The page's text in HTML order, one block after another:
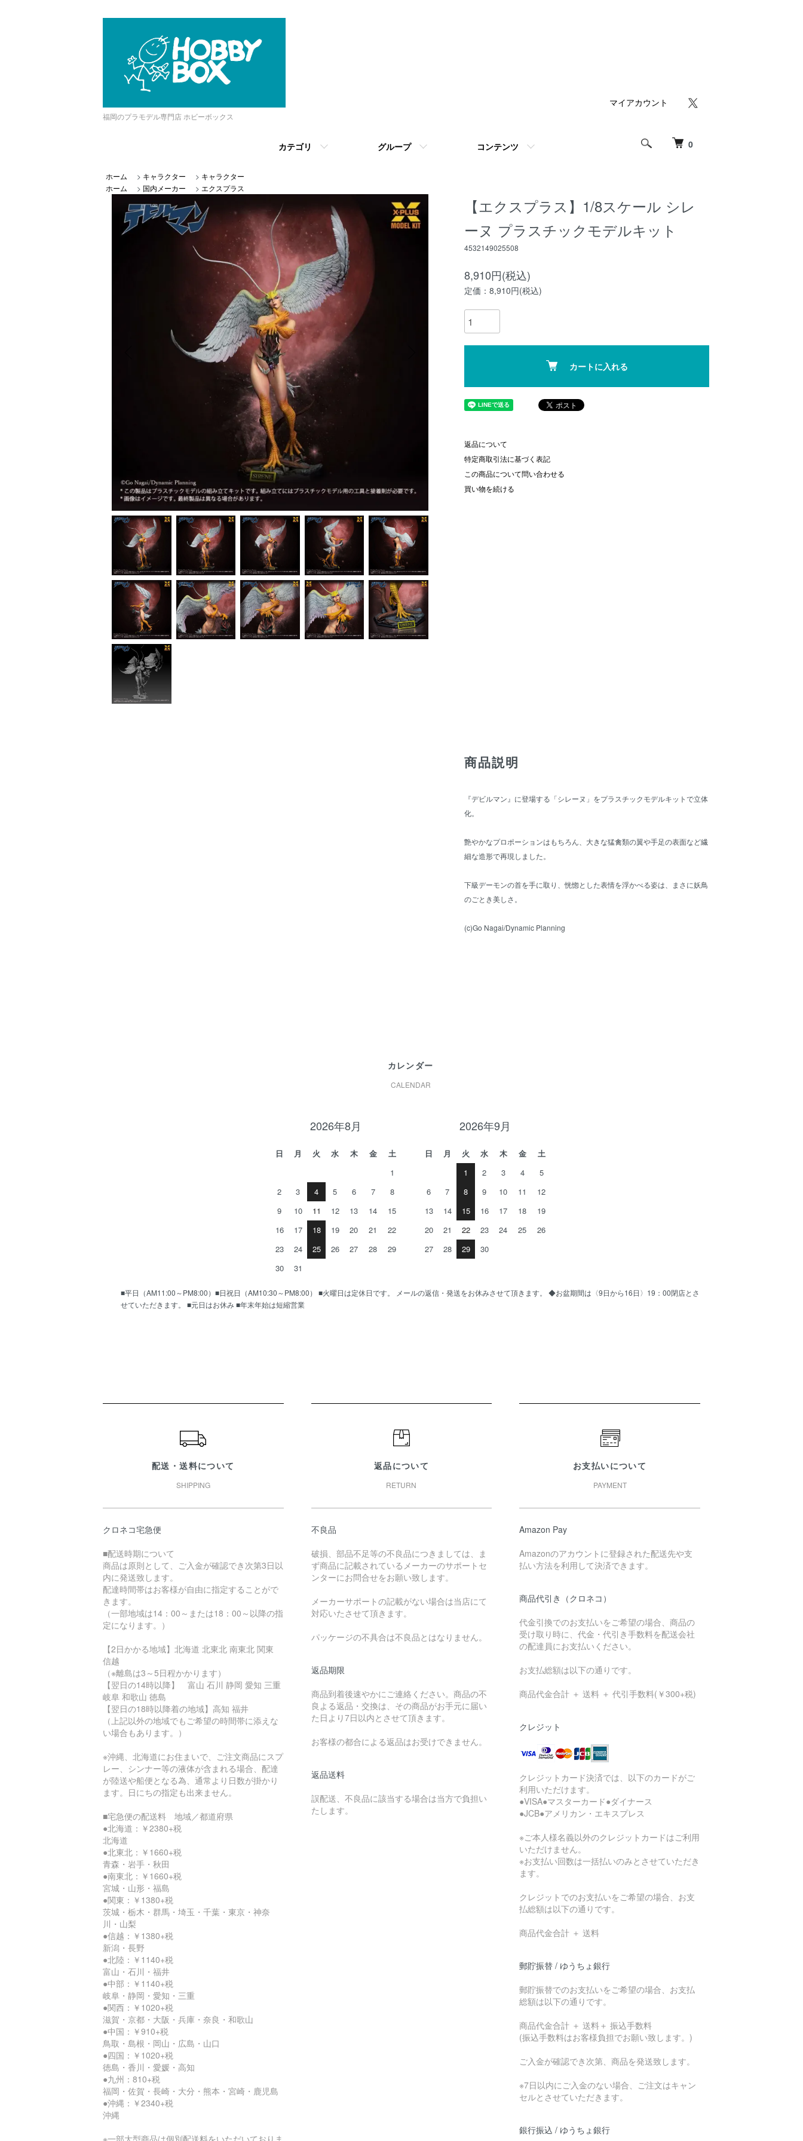
福岡のプラモデル専門店 ホビーボックス
0
カテゴリ グループ コンテンツ
マイアカウント
ホーム > キャラクター > キャラクター
ホーム
> 国内メーカー > エクスプラス
【エクスプラス】1/8スケール シレ
ーヌ プラスチックモデルキット
4532149025508
8,910円(税込)
定価：8,910円(税込)
カートに入れる
返品について
特定商取引法に基づく表記
この商品について問い合わせる
買い物を続ける
商品説明
『デビルマン』に登場する「シレーヌ」をプラスチックモデルキットで立体
化。
艶やかなプロポーションはもちろん、大きな猛禽類の翼や手足の表面など繊
細な造形で再現しました。
下級デーモンの首を手に取り、恍惚とした表情を浮かべる姿は、まさに妖鳥
のごとき美しさ。
(c)Go Nagai/Dynamic Planning
カレンダー
CALENDAR
2026年8月
日 月 火 水 木 金
土
1
2
3 4 5 6 7
8
9
10 11 12 13 14
15
16
17 18 19 20 21
22
23
24 25 26 27 28
29
30
31
2026年9月
日 月 火 水 木 金
土
1
2 3 4
5
6
7 8 9 10 11
12
13
14 15 16 17 18
19
20
21 22 23 24 25
26
27
28 29 30
■平日（AM11:00～PM8:00）■日祝日（AM10:30～PM8:00） ■火曜日は定休日です。 メールの返信・発送をお休みさせて頂きます。 ◆お盆期間は〈9日から16日〉19：00閉店とさ
せていただきます。 ■元日はお休み ■年末年始は短縮営業
配送・送料について
SHIPPING
クロネコ宅急便
■配送時期について
商品は原則として、ご入金が確認でき次第3日以
内に発送致します。
配達時間帯はお客様が自由に指定することがで
きます。
（一部地域は14：00～または18：00～以降の指
定になります。）
【2日かかる地域】北海道 北東北 南東北 関東
信越
（※離島は3～5日程かかります）
【翌日の14時以降】 富山 石川 静岡 愛知 三重
岐阜 和歌山 徳島
【翌日の18時以降着の地域】高知 福井
（上記以外の地域でもご希望の時間帯に添えな
い場合もあります。）
※沖縄、北海道にお住まいで、ご注文商品にスプ
レー、シンナー等の液体が含まれる場合、配達
が陸送や船便となる為、通常より日数が掛かり
ます。日にちの指定も出来ません。
■宅急便の配送料 地域／都道府県
●北海道：￥2380+税
北海道
●北東北：￥1660+税
青森・岩手・秋田
●南東北：￥1660+税
宮城・山形・福島
●関東：￥1380+税
茨城・栃木・群馬・埼玉・千葉・東京・神奈
川・山梨
●信越：￥1380+税
新潟・長野
●北陸：￥1140+税
富山・石川・福井
●中部：￥1140+税
岐阜・静岡・愛知・三重
●関西：￥1020+税
滋賀・京都・大阪・兵庫・奈良・和歌山
●中国：￥910+税
鳥取・島根・岡山・広島・山口
●四国：￥1020+税
徳島・香川・愛媛・高知
●九州：810+税
福岡・佐賀・長崎・大分・熊本・宮崎・鹿児島
●沖縄：￥2340+税
沖縄
※一部大型商品は個別配送料をいただいておりま
返品について
RETURN
不良品
破損、部品不足等の不良品につきましては、ま
ず商品に記載されているメーカーのサポートセ
ンターにお問合せをお願い致します。
メーカーサポートの記載がない場合は当店にて
対応いたさせて頂きます。
パッケージの不具合は不良品とはなりません。
返品期限
商品到着後速やかにご連絡ください。商品の不
良よる返品・交換は、その商品がお手元に届い
た日より7日以内とさせて頂きます。
お客様の都合による返品はお受けできません。
返品送料
誤配送、不良品に該当する場合は当方で負担い
たします。
お支払いについて
PAYMENT
Amazon Pay
Amazonのアカウントに登録された配送先や支
払い方法を利用して決済できます。
商品代引き（クロネコ）
代金引換でのお支払いをご希望の場合、商品の
受け取り時に、代金・代引き手数料を配送会社
の配達員にお支払いください。
お支払総額は以下の通りです。
商品代金合計 ＋ 送料 ＋ 代引手数料(￥300+税)
クレジット
クレジットカード決済では、以下のカードがご
利用いただけます。
●VISA●マスターカード●ダイナース
●JCB●アメリカン・エキスプレス
※ご本人様名義以外のクレジットカードはご利用
いただけません。
※お支払い回数は一括払いのみとさせていただき
ます。
クレジットでのお支払いをご希望の場合、お支
払総額は以下の通りです。
商品代金合計 ＋ 送料
郵貯振替 / ゆうちょ銀行
郵貯振替でのお支払いをご希望の場合、お支払
総額は以下の通りです。
商品代金合計 ＋ 送料＋ 振込手数料
(振込手数料はお客様負担でお願い致します。)
ご入金が確認でき次第、商品を発送致します。
※7日以内にご入金のない場合、ご注文はキャン
セルとさせていただきます。
銀行振込 / ゆうちょ銀行